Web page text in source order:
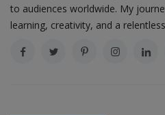
to audiences worldwide. My
learning, creativity, and a